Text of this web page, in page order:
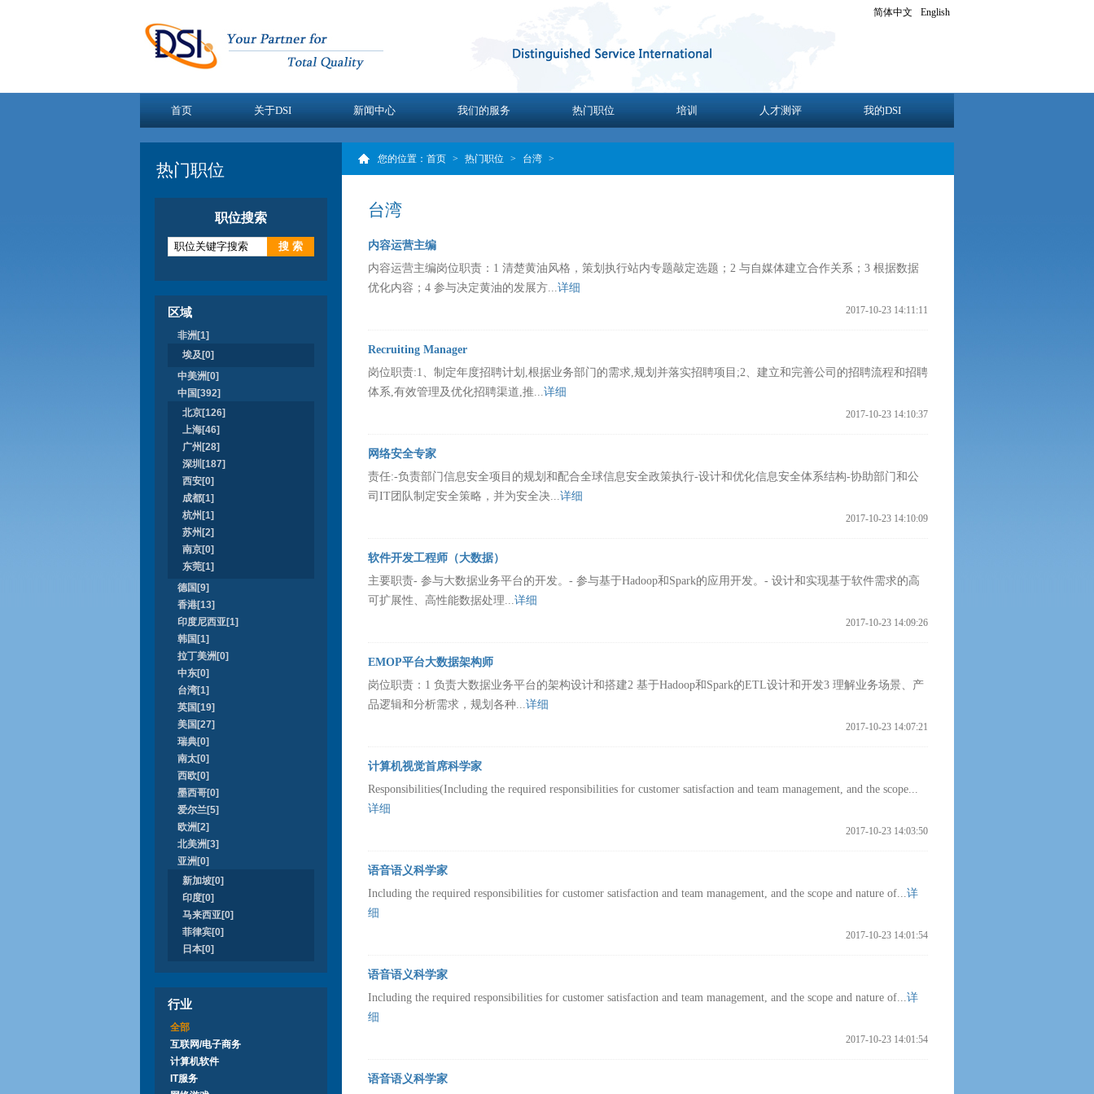
简体中文 English
首页 关于DSI 新闻中心 我们的服务 热门职位 培训 人才测评 我的DSI
热门职位
职位搜索
区域
非洲[1]
埃及[0]
中美洲[0]
中国[392]
北京[126]
上海[46]
广州[28]
深圳[187]
西安[0]
成都[1]
杭州[1]
苏州[2]
南京[0]
东莞[1]
德国[9]
香港[13]
印度尼西亚[1]
韩国[1]
拉丁美洲[0]
中东[0]
台湾[1]
英国[19]
美国[27]
瑞典[0]
南太[0]
西欧[0]
墨西哥[0]
爱尔兰[5]
欧洲[2]
北美洲[3]
亚洲[0]
新加坡[0]
印度[0]
马来西亚[0]
菲律宾[0]
日本[0]
行业
全部
互联网/电子商务
计算机软件
IT服务
您的位置： 首页 > 热门职位 > 台湾 >
台湾
内容运营主编
内容运营主编岗位职责：1 清楚黄油风格，策划执行站内专题敲定选题；2 与自媒体建立合作关系；3 根据数据
优化内容；4 参与决定黄油的发展方...详细
2017-10-23 14:11:11
Recruiting Manager
岗位职责:1、制定年度招聘计划,根据业务部门的需求,规划并落实招聘项目;2、建立和完善公司的招聘流程和招聘
体系,有效管理及优化招聘渠道,推...详细
2017-10-23 14:10:37
网络安全专家
责任:-负责部门信息安全项目的规划和配合全球信息安全政策执行-设计和优化信息安全体系结构-协助部门和公
司IT团队制定安全策略，并为安全决...详细
2017-10-23 14:10:09
软件开发工程师（大数据）
主要职责‐ 参与大数据业务平台的开发。‐ 参与基于Hadoop和Spark的应用开发。‐ 设计和实现基于软件需求的高
可扩展性、高性能数据处理...详细
2017-10-23 14:09:26
EMOP平台大数据架构师
岗位职责：1 负责大数据业务平台的架构设计和搭建2 基于Hadoop和Spark的ETL设计和开发3 理解业务场景、产
品逻辑和分析需求，规划各种...详细
2017-10-23 14:07:21
计算机视觉首席科学家
Responsibilities(Including the required responsibilities for customer satisfaction and team management, and the scope...
详细
2017-10-23 14:03:50
语音语义科学家
Including the required responsibilities for customer satisfaction and team management, and the scope and nature of...详
细
2017-10-23 14:01:54
语音语义科学家
Including the required responsibilities for customer satisfaction and team management, and the scope and nature of...详
细
2017-10-23 14:01:54
语音语义科学家